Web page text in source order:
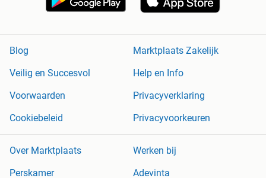
Blog
Marktplaats Zakelijk
Veilig en Succesvol
Help en Info
Voorwaarden
Privacyverklaring
Cookiebeleid
Privacyvoorkeuren
Over Marktplaats
Werken bij
Perskamer
Adevinta